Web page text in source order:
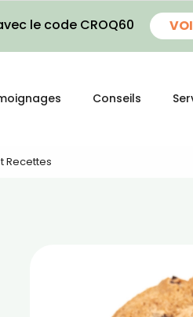
le code CROQ60
Conseils
Recettes